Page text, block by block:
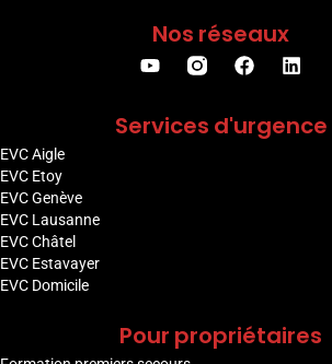
Nos réseaux
Services d'urgence
EVC Aigle
EVC Etoy
EVC Genève
EVC Lausanne
EVC Châtel
EVC Estavayer
EVC Domicile
Pour propriétaires